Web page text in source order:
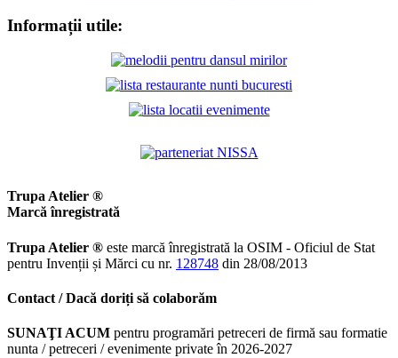
Informații utile:
Trupa Atelier ®
Marcă înregistrată
Trupa Atelier ® este marcă înregistrată la OSIM - Oficiul de Stat
pentru Invenții și Mărci cu nr. 128748 din 28/08/2013
Contact / Dacă doriți să colaborăm
SUNAŢI ACUM pentru programări petreceri de firmă sau formatie
nunta / petreceri / evenimente private în 2026-2027